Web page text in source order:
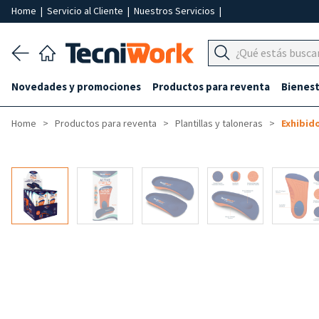
Home | Servicio al Cliente | Nuestros Servicios |
Novedades y promociones Productos para reventa
Home Productos para reventa Plantillas y taloneras
-50%